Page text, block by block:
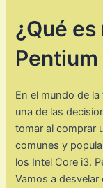
¿Qué
En el mundo de
una de las
tomar al comprar
comunes y
los Intel Core i3.
Vamos a